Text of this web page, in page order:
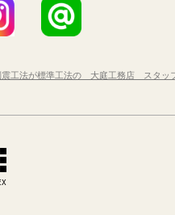
法が標準工法の 大庭工務店 スタッ